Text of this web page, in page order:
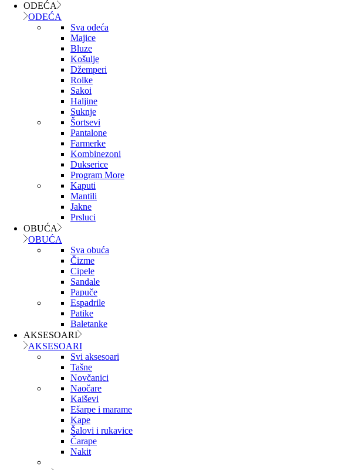
ODEĆA
ODEĆA
Sva odeća
Majice
Bluze
Košulje
Džemperi
Rolke
Sakoi
Haljine
Suknje
Šortsevi
Pantalone
Farmerke
Kombinezoni
Dukserice
Program More
Kaputi
Mantili
Jakne
Prsluci
OBUĆA
OBUĆA
Sva obuća
Čizme
Cipele
Sandale
Papuče
Espadrile
Patike
Baletanke
AKSESOARI
AKSESOARI
Svi aksesoari
Tašne
Novčanici
Naočare
Kaiševi
Ešarpe i marame
Kape
Šalovi i rukavice
Čarape
Nakit